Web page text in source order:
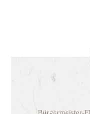
Bürgermeister-